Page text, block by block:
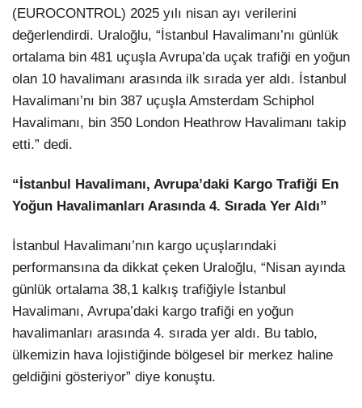
(EUROCONTROL) 2025 yılı nisan ayı verilerini
değerlendirdi. Uraloğlu, “İstanbul Havalimanı’nı günlük
ortalama bin 481 uçuşla Avrupa’da uçak trafiği en yoğun
olan 10 havalimanı arasında ilk sırada yer aldı. İstanbul
Havalimanı’nı bin 387 uçuşla Amsterdam Schiphol
Havalimanı, bin 350 London Heathrow Havalimanı takip
etti.” dedi.
“İstanbul Havalimanı, Avrupa’daki Kargo Trafiği En
Yoğun Havalimanları Arasında 4. Sırada Yer Aldı”
İstanbul Havalimanı’nın kargo uçuşlarındaki
performansına da dikkat çeken Uraloğlu, “Nisan ayında
günlük ortalama 38,1 kalkış trafiğiyle İstanbul
Havalimanı, Avrupa’daki kargo trafiği en yoğun
havalimanları arasında 4. sırada yer aldı. Bu tablo,
ülkemizin hava lojistiğinde bölgesel bir merkez haline
geldiğini gösteriyor” diye konuştu.